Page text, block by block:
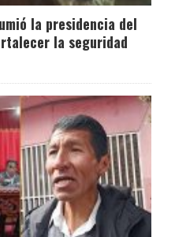
la presidencia del
la seguridad